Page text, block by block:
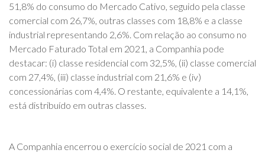
51,8% do consumo do Mercado Cativo, seguido pela classe
comercial com 26,7%, outras classes com 18,8% e a classe
industrial representando 2,6%. Com relação ao consumo no
Mercado Faturado Total em 2021, a Companhia pode
destacar: (i) classe residencial com 32,5%, (ii) classe comercial
com 27,4%, (iii) classe industrial com 21,6% e (iv)
concessionárias com 4,4%. O restante, equivalente a 14,1%,
está distribuído em outras classes.
A Companhia encerrou o exercício social de 2021 com a